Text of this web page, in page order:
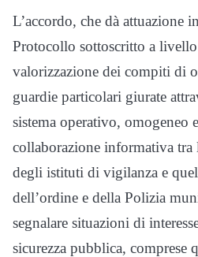
L’accordo, che dà attuazione
Protocollo sottoscritto a
valorizzazione dei compiti di
guardie particolari giurate
sistema operativo, omogeneo
collaborazione informativa tra
degli istituti di vigilanza e
dell’ordine e della Polizia
segnalare situazioni di
sicurezza pubblica, comprese